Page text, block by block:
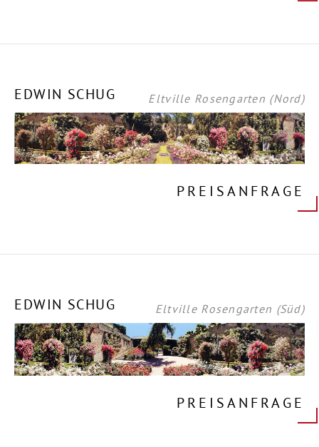
EDWIN SCHUG Eltville Rosengarten (Nord)
PREISANFRAGE
EDWIN SCHUG Eltville Rosengarten (Süd)
PREISANFRAGE